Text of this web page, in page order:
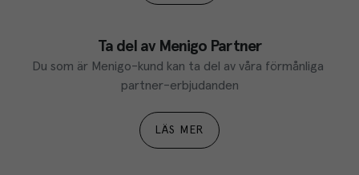
Ta del av Menigo Partner
Du som är Menigo-kund kan ta del av våra förmånliga
partner-erbjudanden
LÄS MER